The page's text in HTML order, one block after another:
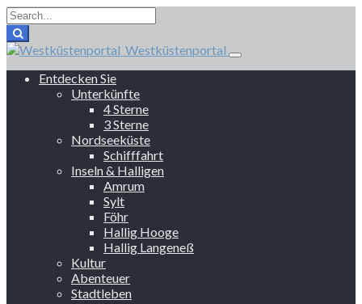
Westküstenportal
Entdecken Sie
Unterkünfte
4 Sterne
3 Sterne
Nordseeküste
Schifffahrt
Inseln & Halligen
Amrum
Sylt
Föhr
Hallig Hooge
Hallig Langeneß
Kultur
Abenteuer
Stadtleben